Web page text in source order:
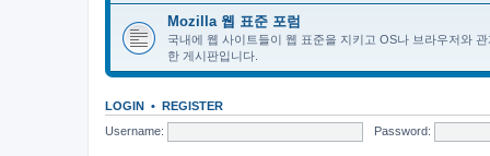
Mozilla 웹 표준 포럼
국내에 웹 사이트들이 웹 표준을 지키고 OS나 브라우저와
한 게시판입니다.
LOGIN • REGISTER
Username:
Password: